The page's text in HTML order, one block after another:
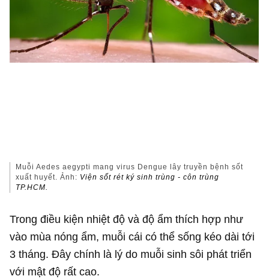
Muỗi Aedes aegypti mang virus Dengue lây truyền bệnh sốt
xuất huyết. Ảnh: Viện sốt rét ký sinh trùng - côn trùng
TP.HCM.
Trong điều kiện nhiệt độ và độ ẩm thích hợp như
vào mùa nóng ẩm, muỗi cái có thể sống kéo dài tới
3 tháng. Đây chính là lý do muỗi sinh sôi phát triển
với mật độ rất cao.